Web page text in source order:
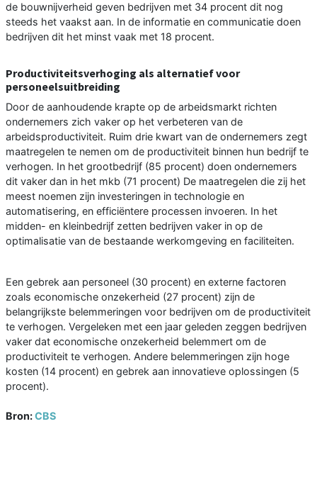
de bouwnijverheid geven bedrijven met 34 procent dit nog
steeds het vaakst aan. In de informatie en communicatie doen
bedrijven dit het minst vaak met 18 procent.
Productiviteitsverhoging als alternatief voor
personeelsuitbreiding
Door de aanhoudende krapte op de arbeidsmarkt richten
ondernemers zich vaker op het verbeteren van de
arbeidsproductiviteit. Ruim drie kwart van de ondernemers zegt
maatregelen te nemen om de productiviteit binnen hun bedrijf te
verhogen. In het grootbedrijf (85 procent) doen ondernemers
dit vaker dan in het mkb (71 procent) De maatregelen die zij het
meest noemen zijn investeringen in technologie en
automatisering, en efficiëntere processen invoeren. In het
midden- en kleinbedrijf zetten bedrijven vaker in op de
optimalisatie van de bestaande werkomgeving en faciliteiten.
Een gebrek aan personeel (30 procent) en externe factoren
zoals economische onzekerheid (27 procent) zijn de
belangrijkste belemmeringen voor bedrijven om de productiviteit
te verhogen. Vergeleken met een jaar geleden zeggen bedrijven
vaker dat economische onzekerheid belemmert om de
productiviteit te verhogen. Andere belemmeringen zijn hoge
kosten (14 procent) en gebrek aan innovatieve oplossingen (5
procent).
Bron:CBS